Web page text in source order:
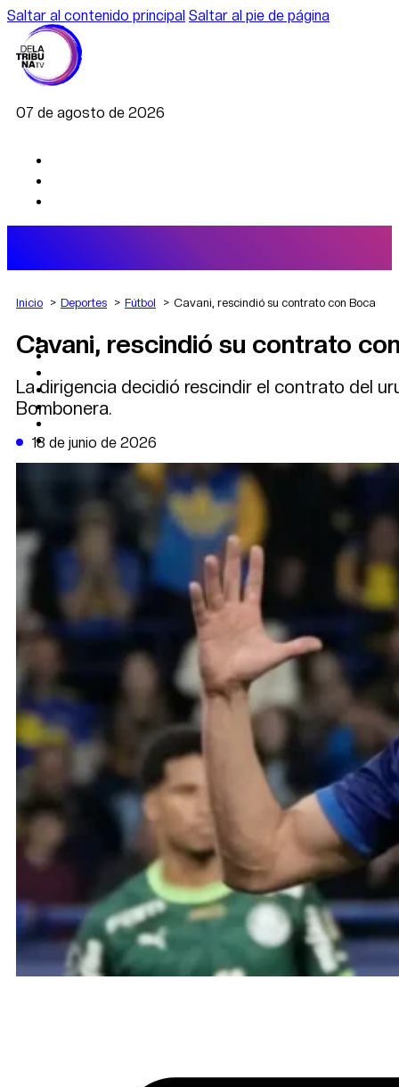
Saltar al contenido principal Saltar al pie de página
07 de agosto de 2026
AGRO
DEPORTES
POLÍTICA
CAMBIO CLIMÁTICO
DE LA TRIBUNA TV
Inicio Deportes Fútbol Cavani, rescindió su contrato con Boca
Cavani, rescindió su contrato
La dirigencia decidió rescindir el contrato del
Bombonera.
18 de junio de 2026